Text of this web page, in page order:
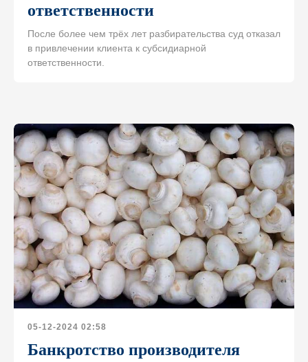
ответственности
После более чем трёх лет разбирательства суд отказал
в привлечении клиента к субсидиарной
ответственности.
05-12-2024 02:58
Банкротство производителя